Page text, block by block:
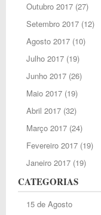
Outubro 2017(27)
Setembro 2017(12)
Agosto 2017(10)
Julho 2017(19)
Junho 2017(26)
Maio 2017(19)
Abril 2017(32)
Março 2017(24)
Fevereiro 2017(19)
Janeiro 2017(19)
CATEGORIAS
15 de Agosto